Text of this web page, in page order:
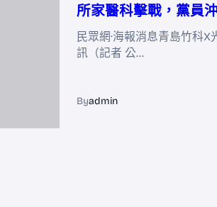
所家醫科擊戰，黨員
民眾網·海報消息青島竹科X
訊（記者 公…
Byadmin